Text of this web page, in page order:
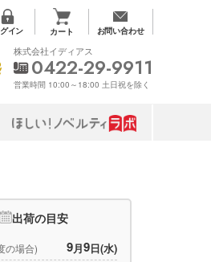
イン カート お問い合わせ
株式会社イディアス
0422-29-9911
営業時間 10:00～18:00 土日祝を除く
出荷の目安
の場合) 9月9日(水)